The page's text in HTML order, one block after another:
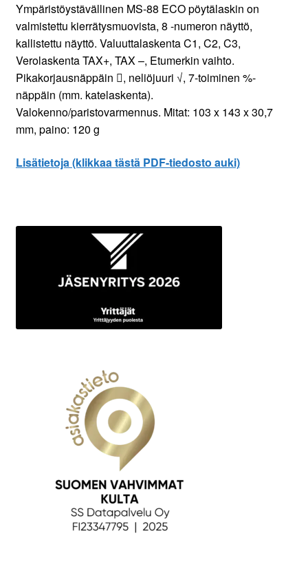
Ympäristöystävällinen MS-88 ECO pöytälaskin on
valmistettu kierrätysmuovista, 8 -numeron näyttö,
kallistettu näyttö. Valuuttalaskenta C1, C2, C3,
Verolaskenta TAX+, TAX –, Etumerkin vaihto.
Pikakorjausnäppäin , neliöjuuri √, 7-toiminen %-
näppäin (mm. katelaskenta).
Valokenno/paristovarmennus. Mitat: 103 x 143 x 30,7
mm, paino: 120 g
Lisätietoja (klikkaa tästä PDF-tiedosto auki)